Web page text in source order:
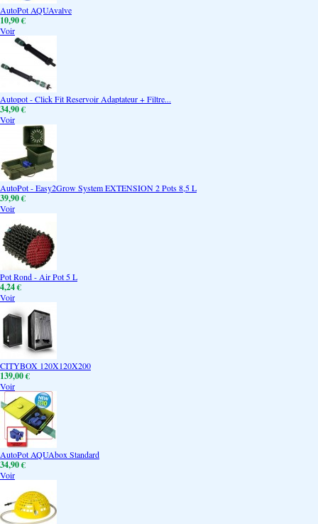
AutoPot AQUAvalve
10,90 €
Voir
Autopot - Click Fit Reservoir Adaptateur + Filtre...
34,90 €
Voir
AutoPot - Easy2Grow System EXTENSION 2 Pots 8,5 L
39,90 €
Voir
Pot Rond - Air Pot 5 L
4,24 €
Voir
CITYBOX 120X120X200
139,00 €
Voir
AutoPot AQUAbox Standard
34,90 €
Voir